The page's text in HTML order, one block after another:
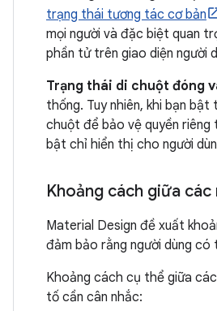
trạng thái tương tác cơ bản
mọi người và đặc biệt quan
phần tử trên giao diện người
Trạng thái di chuột đóng
thống. Tuy nhiên, khi bạn
chuột để bảo vệ quyền riêng
bật chỉ hiển thị cho người
Khoảng cách giữa
Material Design đề xuất
đảm bảo rằng người dùng
Khoảng cách cụ thể giữa
tố cần cân nhắc: